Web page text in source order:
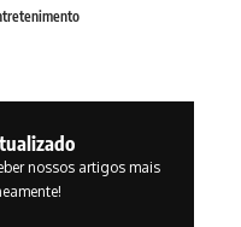
nossos artigos mais